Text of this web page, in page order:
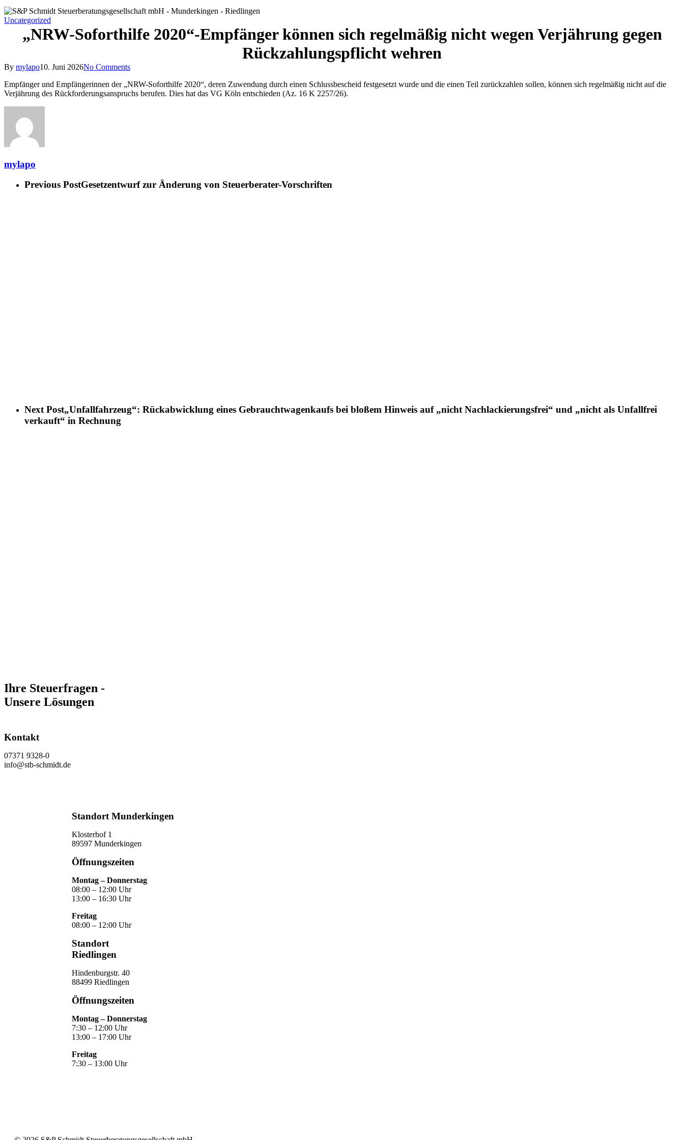
Uncategorized
„NRW-Soforthilfe 2020“-Empfänger können sich regelmäßig nicht wegen Verjährung gegen
Rückzahlungspflicht wehren
By mylapo10. Juni 2026No Comments
Empfänger und Empfängerinnen der „NRW-Soforthilfe 2020“, deren Zuwendung durch einen Schlussbescheid festgesetzt wurde und die einen Teil zurückzahlen sollen, können sich regelmäßig nicht auf die
Verjährung des Rückforderungsanspruchs berufen. Dies hat das VG Köln entschieden (Az. 16 K 2257/26).
mylapo
Previous PostGesetzentwurf zur Änderung von Steuerberater-Vorschriften
Next Post„Unfallfahrzeug“: Rückabwicklung eines Gebrauchtwagenkaufs bei bloßem Hinweis auf „nicht Nachlackierungsfrei“ und „nicht als Unfallfrei
verkauft“ in Rechnung
Ihre Steuerfragen -
Unsere Lösungen
Kontakt
07371 9328-0
info@stb-schmidt.de
Standort Munderkingen
Klosterhof 1
89597 Munderkingen
Öffnungszeiten
Montag – Donnerstag
08:00 – 12:00 Uhr
13:00 – 16:30 Uhr
Freitag
08:00 – 12:00 Uhr
Standort
Riedlingen
Hindenburgstr. 40
88499 Riedlingen
Öffnungszeiten
Montag – Donnerstag
7:30 – 12:00 Uhr
13:00 – 17:00 Uhr
Freitag
7:30 – 13:00 Uhr